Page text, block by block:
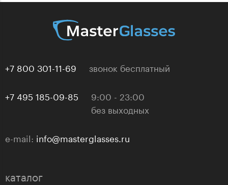
+7 800 301-11-69 звонок бесплатный
+7 495 185-09-85
9:00 - 23:00
без выходных
e-mail: info@masterglasses.ru
каталог